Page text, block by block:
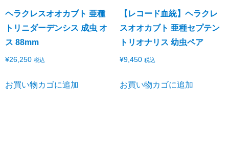
ヘラクレスオオカブト 亜種
トリニダーデンシス 成虫 オ
ス 88mm
¥26,250 税込
お買い物カゴに追加
【レコード血統】ヘラクレ
スオオカブト 亜種セプテン
トリオナリス 幼虫ペア
¥9,450 税込
お買い物カゴに追加